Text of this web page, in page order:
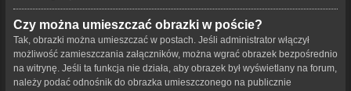
Czy można umieszczać obrazki w poście?
Tak, obrazki można umieszczać w postach. Jeśli administrator włączył
możliwość zamieszczania załączników, można wgrać obrazek bezpośrednio
na witrynę. Jeśli ta funkcja nie działa, aby obrazek był wyświetlany na forum,
należy podać odnośnik do obrazka umieszczonego na publicznie